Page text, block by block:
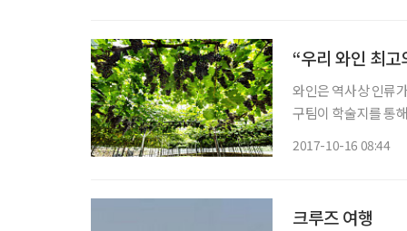
“우리 와인 최
와인은 역사상 인류
구팀이 학술지를 통
2017-10-16 08:44
크루즈 여행